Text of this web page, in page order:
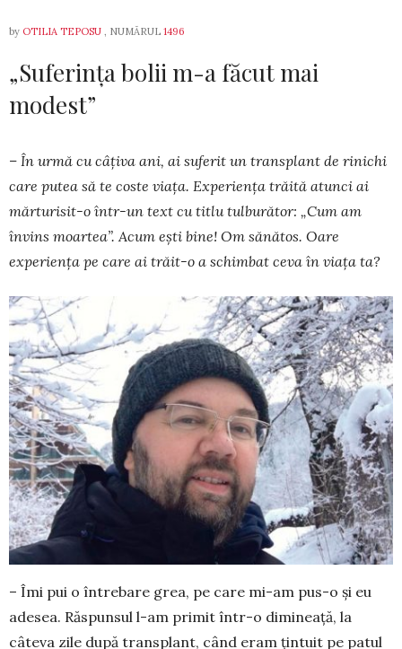
by OTILIA TEPOSU , NUMĂRUL 1496
„Suferința bolii m-a făcut mai
modest”
– În urmă cu câțiva ani, ai suferit un trans­plant de ri­nichi
care putea să te coste viața. Ex­periența trăită a­tunci ai
măr­turisit-o într-un text cu titlu tul­burător: „Cum am
învins moar­tea”. Acum ești bine! Om să­nătos. Oare
experiența pe care ai trăit-o a schim­bat ceva în viața ta?
– Îmi pui o întrebare grea, pe care mi-am pus-o și eu
adesea. Răspunsul l-am primit într-o di­mi­neață, la
câteva zile după trans­plant, când eram țintuit pe patul